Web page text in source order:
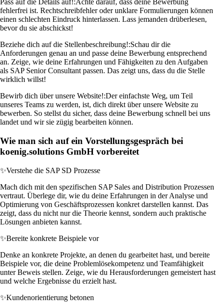
Pass auf die Details auf!:Achte darauf, dass deine Bewerbung
fehlerfrei ist. Rechtschreibfehler oder unklare Formulierungen können
einen schlechten Eindruck hinterlassen. Lass jemanden drüberlesen,
bevor du sie abschickst!
Beziehe dich auf die Stellenbeschreibung!:Schau dir die
Anforderungen genau an und passe deine Bewerbung entsprechend
an. Zeige, wie deine Erfahrungen und Fähigkeiten zu den Aufgaben
als SAP Senior Consultant passen. Das zeigt uns, dass du die Stelle
wirklich willst!
Bewirb dich über unsere Website!:Der einfachste Weg, um Teil
unseres Teams zu werden, ist, dich direkt über unsere Website zu
bewerben. So stellst du sicher, dass deine Bewerbung schnell bei uns
landet und wir sie zügig bearbeiten können.
Wie man sich auf ein Vorstellungsgespräch bei
koenig.solutions GmbH vorbereitet
✨Verstehe die SAP SD Prozesse
Mach dich mit den spezifischen SAP Sales and Distribution Prozessen
vertraut. Überlege dir, wie du deine Erfahrungen in der Analyse und
Optimierung von Geschäftsprozessen konkret darstellen kannst. Das
zeigt, dass du nicht nur die Theorie kennst, sondern auch praktische
Lösungen anbieten kannst.
✨Bereite konkrete Beispiele vor
Denke an konkrete Projekte, an denen du gearbeitet hast, und bereite
Beispiele vor, die deine Problemlösekompetenz und Teamfähigkeit
unter Beweis stellen. Zeige, wie du Herausforderungen gemeistert hast
und welche Ergebnisse du erzielt hast.
✨Kundenorientierung betonen